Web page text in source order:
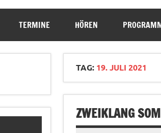
TERMINE HÖREN
TAG: 19. JULI 2021
ZWEIKLANG